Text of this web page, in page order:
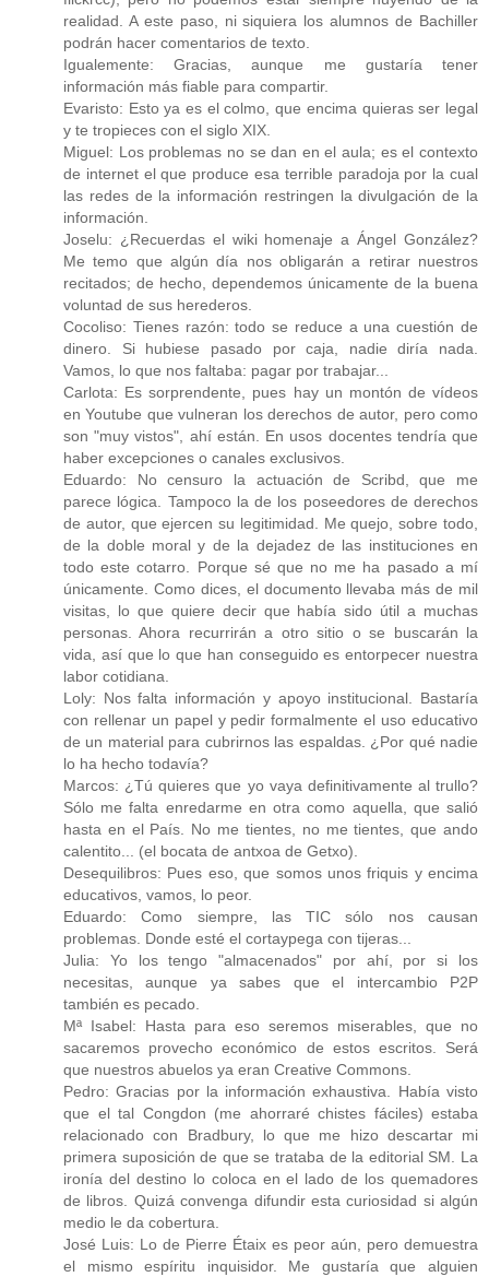
realidad. A este paso, ni siquiera los alumnos de Bachiller
podrán hacer comentarios de texto.
Igualemente: Gracias, aunque me gustaría tener
información más fiable para compartir.
Evaristo: Esto ya es el colmo, que encima quieras ser legal
y te tropieces con el siglo XIX.
Miguel: Los problemas no se dan en el aula; es el contexto
de internet el que produce esa terrible paradoja por la cual
las redes de la información restringen la divulgación de la
información.
Joselu: ¿Recuerdas el wiki homenaje a Ángel González?
Me temo que algún día nos obligarán a retirar nuestros
recitados; de hecho, dependemos únicamente de la buena
voluntad de sus herederos.
Cocoliso: Tienes razón: todo se reduce a una cuestión de
dinero. Si hubiese pasado por caja, nadie diría nada.
Vamos, lo que nos faltaba: pagar por trabajar...
Carlota: Es sorprendente, pues hay un montón de vídeos
en Youtube que vulneran los derechos de autor, pero como
son "muy vistos", ahí están. En usos docentes tendría que
haber excepciones o canales exclusivos.
Eduardo: No censuro la actuación de Scribd, que me
parece lógica. Tampoco la de los poseedores de derechos
de autor, que ejercen su legitimidad. Me quejo, sobre todo,
de la doble moral y de la dejadez de las instituciones en
todo este cotarro. Porque sé que no me ha pasado a mí
únicamente. Como dices, el documento llevaba más de mil
visitas, lo que quiere decir que había sido útil a muchas
personas. Ahora recurrirán a otro sitio o se buscarán la
vida, así que lo que han conseguido es entorpecer nuestra
labor cotidiana.
Loly: Nos falta información y apoyo institucional. Bastaría
con rellenar un papel y pedir formalmente el uso educativo
de un material para cubrirnos las espaldas. ¿Por qué nadie
lo ha hecho todavía?
Marcos: ¿Tú quieres que yo vaya definitivamente al trullo?
Sólo me falta enredarme en otra como aquella, que salió
hasta en el País. No me tientes, no me tientes, que ando
calentito... (el bocata de antxoa de Getxo).
Desequilibros: Pues eso, que somos unos friquis y encima
educativos, vamos, lo peor.
Eduardo: Como siempre, las TIC sólo nos causan
problemas. Donde esté el cortaypega con tijeras...
Julia: Yo los tengo "almacenados" por ahí, por si los
necesitas, aunque ya sabes que el intercambio P2P
también es pecado.
Mª Isabel: Hasta para eso seremos miserables, que no
sacaremos provecho económico de estos escritos. Será
que nuestros abuelos ya eran Creative Commons.
Pedro: Gracias por la información exhaustiva. Había visto
que el tal Congdon (me ahorraré chistes fáciles) estaba
relacionado con Bradbury, lo que me hizo descartar mi
primera suposición de que se trataba de la editorial SM. La
ironía del destino lo coloca en el lado de los quemadores
de libros. Quizá convenga difundir esta curiosidad si algún
medio le da cobertura.
José Luis: Lo de Pierre Étaix es peor aún, pero demuestra
el mismo espíritu inquisidor. Me gustaría que alguien